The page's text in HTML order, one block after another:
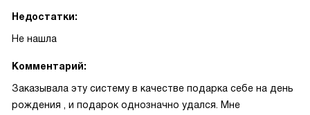
Недостатки:
Не нашла
Комментарий:
Заказывала эту систему в качестве подарка себе на день
рождения , и подарок однозначно удался. Мне